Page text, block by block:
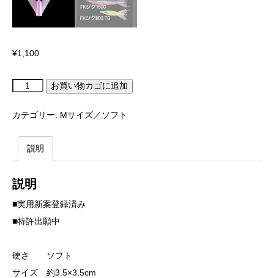
¥1,100
ひ
れ
M
ク
透
（3
個
り
セ
ッ
ト）
ト】
個
お買い物カゴに追加
カテゴリー: Mサイズ／ソフト
説明
説明
■実用新案登録済み
■特許出願中
硬さ ソフト
サイズ 約3.5×3.5cm